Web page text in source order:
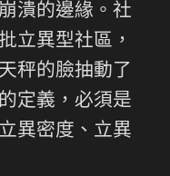
潰的邊緣。社
立異型社區，
天秤的臉抽動了
定義，必須是
異密度、立異